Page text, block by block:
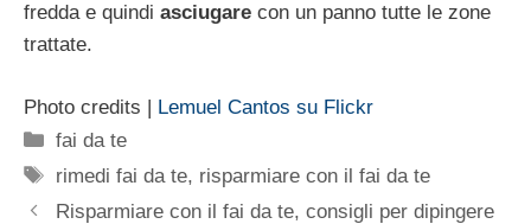
fredda e quindi asciugare con un panno tutte le zone
trattate.
Photo credits | Lemuel Cantos su Flickr
Categorie
fai da te
Tag
rimedi fai da te, risparmiare con il fai da te
Risparmiare con il fai da te, consigli per dipingere